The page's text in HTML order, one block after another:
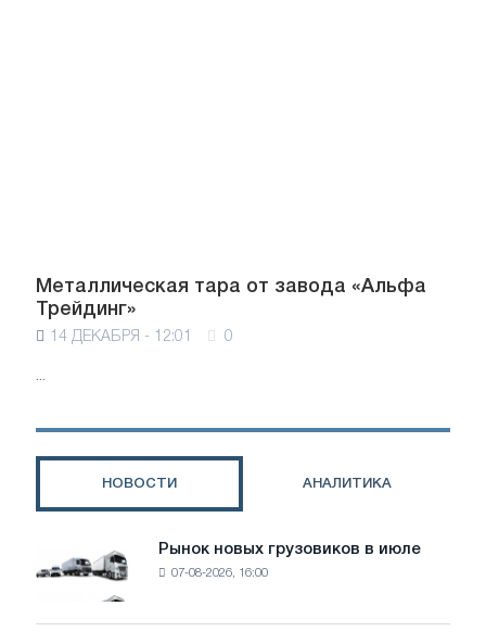
Металлическая тара от завода «Альфа
Трейдинг»
14 ДЕКАБРЯ - 12:01 0
...
НОВОСТИ АНАЛИТИКА
Рынок
новых
грузовиков
в
Рынок новых грузовиков в июле
07-08-2026, 16:00